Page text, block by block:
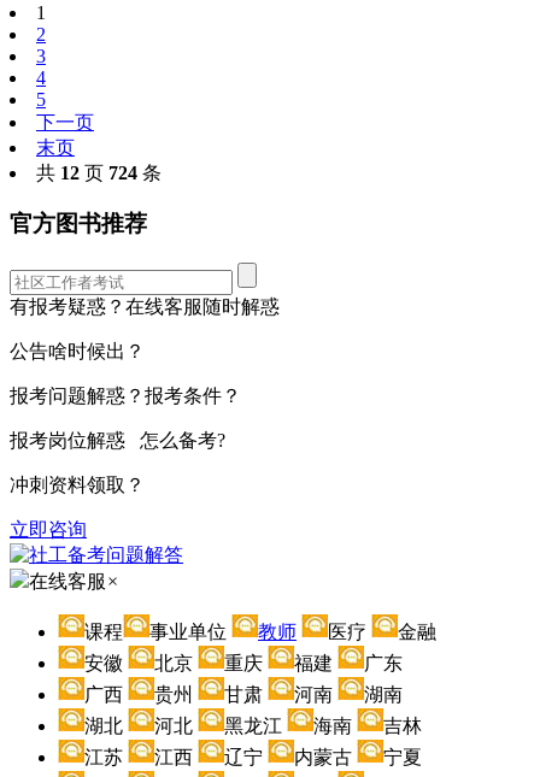
1
2
3
4
5
下一页
末页
共 12 页 724 条
官方图书推荐
有报考疑惑？在线客服随时解惑
公告啥时候出？
报考问题解惑？报考条件？
报考岗位解惑 怎么备考?
冲刺资料领取？
立即咨询
在线客服 ×
课程 事业单位 教师 医疗
金融
安徽
北京 重庆 福建
广东
广西
贵州 甘肃 河南
湖南
湖北
河北 黑龙江 海南
吉林
江苏
江西 辽宁 内蒙古
宁夏